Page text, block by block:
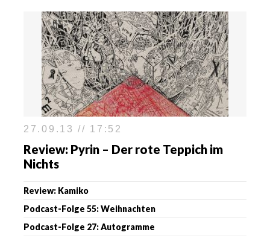
27.09.13 // 17:52
Review: Pyrin – Der rote Teppich im
Nichts
Review: Kamiko
Podcast-Folge 55: Weihnachten
Podcast-Folge 27: Autogramme